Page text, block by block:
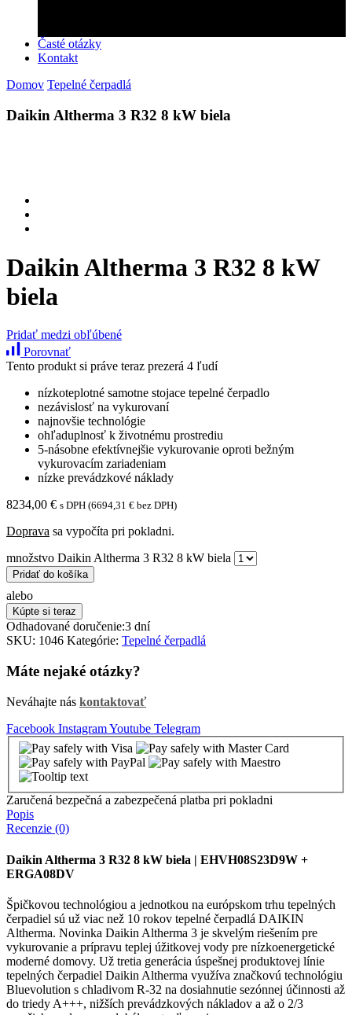
Časté otázky
Kontakt
Domov Tepelné čerpadlá
Daikin Altherma 3 R32 8 kW biela
Daikin Altherma 3 R32 8 kW
biela
Pridať medzi obľúbené
Porovnať
Tento produkt si práve teraz prezerá 4 ľudí
nízkoteplotné samotne stojace tepelné čerpadlo
nezávislosť na vykurovaní
najnovšie technológie
ohľaduplnosť k životnému prostrediu
5-násobne efektívnejšie vykurovanie oproti bežným
vykurovacím zariadeniam
nízke prevádzkové náklady
8234,00 € s DPH (6694,31 € bez DPH)
Doprava sa vypočíta pri pokladni.
množstvo Daikin Altherma 3 R32 8 kW biela
Pridať do košíka
alebo
Kúpte si teraz
Odhadované doručenie:3 dní
SKU: 1046 Kategórie: Tepelné čerpadlá
Máte nejaké otázky?
Neváhajte nás kontaktovať
Facebook InstagramYoutube Telegram
Zaručená bezpečná a zabezpečená platba pri pokladni
Popis
Recenzie (0)
Daikin Altherma 3 R32 8 kW biela | EHVH08S23D9W +
ERGA08DV
Špičkovou technológiou a jednotkou na európskom trhu tepelných
čerpadiel sú už viac než 10 rokov tepelné čerpadlá DAIKIN
Altherma. Novinka Daikin Altherma 3 je skvelým riešením pre
vykurovanie a prípravu teplej úžitkovej vody pre nízkoenergetické
moderné domovy. Už tretia generácia úspešnej produktovej línie
tepelných čerpadiel Daikin Altherma využíva značkovú technológiu
Bluevolution s chladivom R-32 na dosiahnutie sezónnej účinnosti až
do triedy A+++, nižších prevádzkových nákladov a až o 2/3